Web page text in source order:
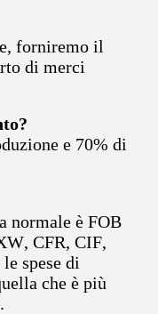
forniremo il
di merci
e 70% di
normale è FOB
CFR, CIF,
spese di
che è più